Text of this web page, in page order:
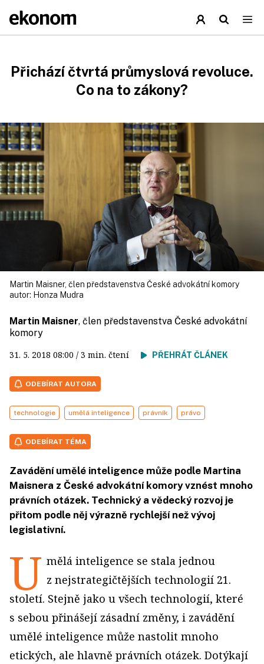
Přichází čtvrtá průmyslová revoluce.
Co na to zákony?
Martin Maisner, člen představenstva České advokátní komory
autor: Honza Mudra
Martin Maisner, člen představenstva České advokátní
komory
31. 5. 2018 08:00 / 3 min. čtení PŘEHRÁT ČLÁNEK
ODEBÍRAT AUTORA
technologie umělá inteligence právník právo
ODEBÍRAT TÉMA
Zavádění umělé inteligence může podle Martina
Maisnera z České advokátní komory vznést mnoho
právních otázek. Technický a vědecký rozvoj je
přitom podle něj výrazně rychlejší než vývoj
legislativní.
U mělá inteligence se stala jednou
z nejstrategičtějších technologií 21.
století. Stejně jako u všech technologií, které
s sebou přinášejí zásadní změny, i zavádění
umělé inteligence může nastolit mnoho
etických, ale hlavně právních otázek. Dotýkají